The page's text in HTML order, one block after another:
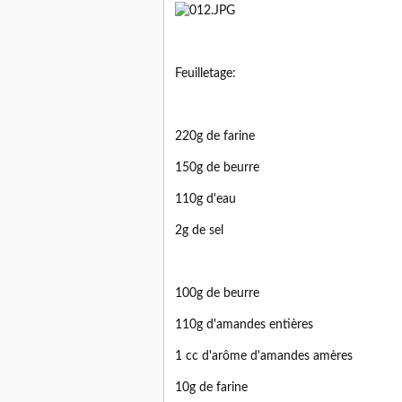
Feuilletage:
220g de farine
150g de beurre
110g d'eau
2g de sel
100g de beurre
110g d'amandes entières
1 cc d'arôme d'amandes amères
10g de farine